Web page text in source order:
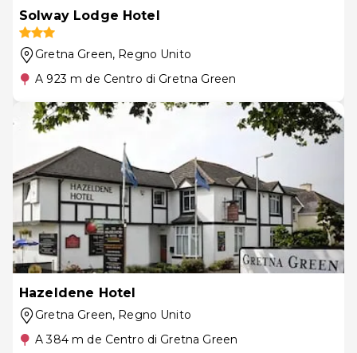
Solway Lodge Hotel
Gretna Green, Regno Unito
A 923 m de Centro di Gretna Green
Hazeldene Hotel
Gretna Green, Regno Unito
A 384 m de Centro di Gretna Green